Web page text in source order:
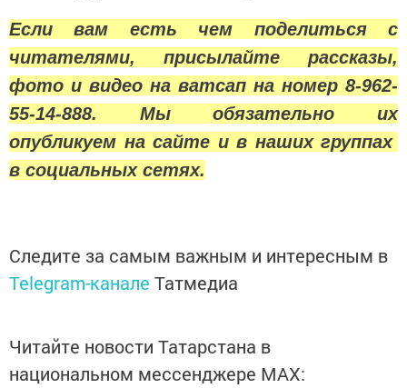
Если вам есть чем поделиться с
читателями, присылайте рассказы,
фото и видео на ватсап на номер 8-962-
55-14-888. Мы обязательно их
опубликуем на сайте и в наших группах
в социальных сетях.
Следите за самым важным и интересным в
Telegram-канале Татмедиа
Читайте новости Татарстана в
национальном мессенджере MАХ: